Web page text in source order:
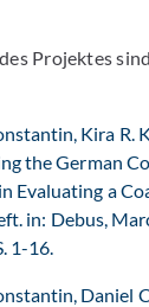
Projektes
Kira R.
the German
Evaluating a
in: Debus,
1-16.
Daniel